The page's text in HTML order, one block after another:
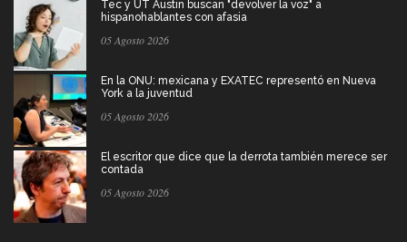
Tec y UT Austin buscan "devolver la voz" a
hispanohablantes con afasia
05 Agosto 2026
En la ONU: mexicana y EXATEC representó en Nueva
York a la juventud
05 Agosto 2026
El escritor que dice que la derrota también merece ser
contada
05 Agosto 2026